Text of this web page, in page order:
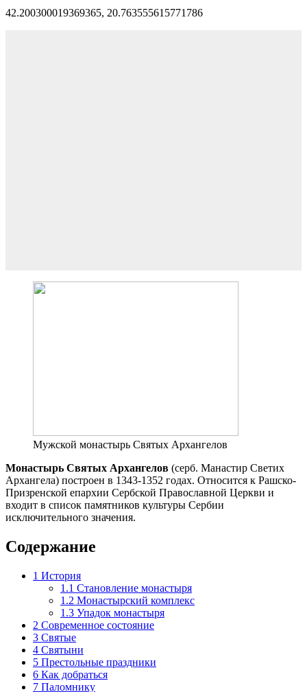
42.200300019369365, 20.763555615771786
Мужской монастырь Святых Архангелов
Монастырь Святых Архангелов (серб. Манастир Светих
Архангела) построен в 1343-1352 годах. Относится к Рашско-
Призренской епархии Сербской Православной Церкви и
входит в список памятников культуры Сербии
исключительного значения.
Содержание
1 История
1.1 Становление монастыря
1.2 Монастырский комплекс
1.3 Упадок монастыря
2 Современное состояние
3 Святые
4 Святыни
5 Престольные праздники
6 Как добраться
7 Паломнику